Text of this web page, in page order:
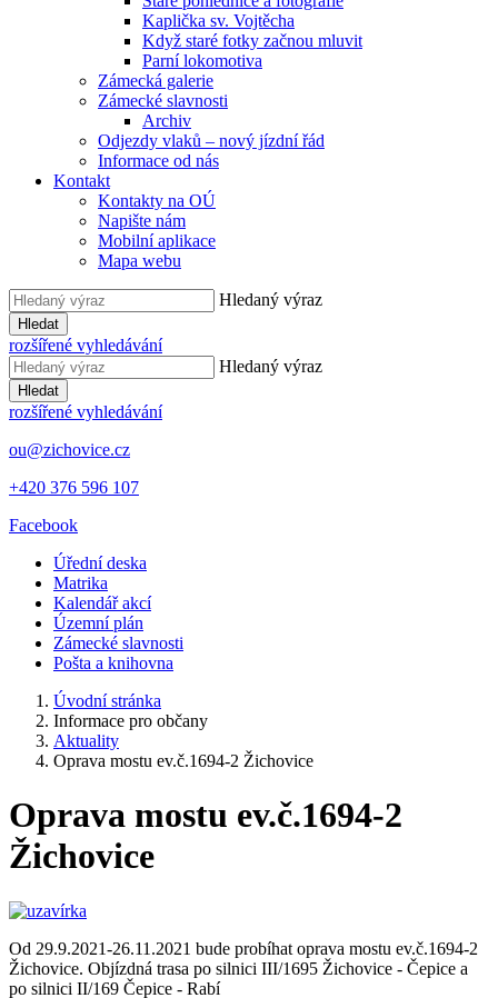
Kaplička sv. Vojtěcha
Když staré fotky začnou mluvit
Parní lokomotiva
Zámecká galerie
Zámecké slavnosti
Archiv
Odjezdy vlaků – nový jízdní řád
Informace od nás
Kontakt
Kontakty na OÚ
Napište nám
Mobilní aplikace
Mapa webu
Hledaný výraz
Hledat
rozšířené vyhledávání
Hledaný výraz
Hledat
rozšířené vyhledávání
ou@zichovice.cz
+420 ​​376 596 107
Facebook
Úřední deska
Matrika
Kalendář akcí
Územní plán
Zámecké slavnosti
Pošta a knihovna
Úvodní stránka
Informace pro občany
Aktuality
Oprava mostu ev.č.1694-2 Žichovice
Oprava mostu ev.č.1694-2
Žichovice
Od 29.9.2021-26.11.2021 bude probíhat oprava mostu ev.č.1694-2
Žichovice. Objízdná trasa po silnici III/1695 Žichovice - Čepice a
po silnici II/169 Čepice - Rabí